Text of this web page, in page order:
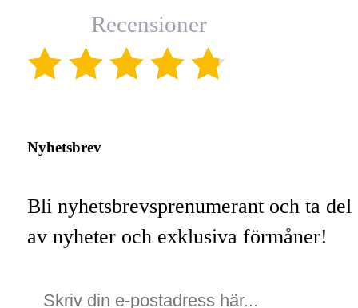
Recensioner
Nyhetsbrev
Bli nyhetsbrevsprenumerant och ta del
av nyheter och exklusiva förmåner!